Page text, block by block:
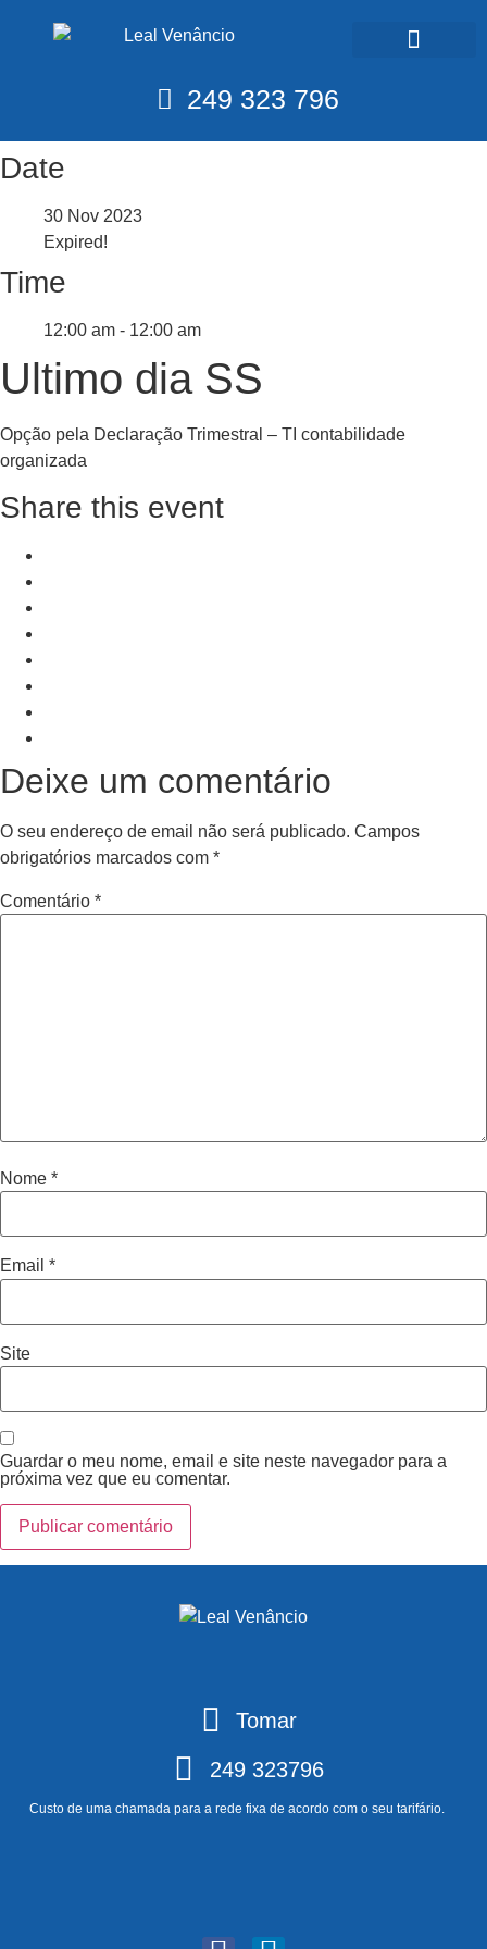
249 323 796
Date
30 Nov 2023
Expired!
Time
12:00 am - 12:00 am
Ultimo dia SS
Opção pela Declaração Trimestral – TI contabilidade
organizada
Share this event
Deixe um comentário
O seu endereço de email não será publicado. Campos
obrigatórios marcados com *
Comentário *
Nome *
Email *
Site
Guardar o meu nome, email e site neste navegador para a
próxima vez que eu comentar.
Tomar
249 323796
Custo de uma chamada para a rede fixa de acordo com o seu tarifário.